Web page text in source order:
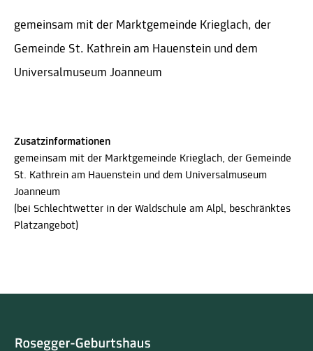
gemeinsam mit der Marktgemeinde Krieglach, der
Gemeinde St. Kathrein am Hauenstein und dem
Universalmuseum Joanneum
Zusatzinformationen
gemeinsam mit der Marktgemeinde Krieglach, der Gemeinde
St. Kathrein am Hauenstein und dem Universalmuseum
Joanneum
(bei Schlechtwetter in der Waldschule am Alpl, beschränktes
Platzangebot)